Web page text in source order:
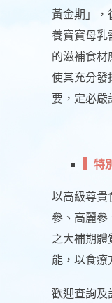
黃金期」，
養寶寶母乳
的滋補食材
使其充分發
要，定必嚴
特
以高級尊貴
參、高麗參
之大補期體
能，以食療
歡迎查詢及